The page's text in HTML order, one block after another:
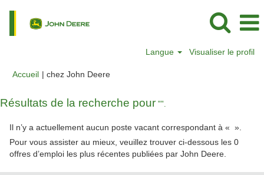
Langue Visualiser le profil
Accueil | chez John Deere(page
Résultats de la recherche pour "".
Il n’y a actuellement aucun poste vacant correspondant à « ».
Pour vous assister au mieux, veuillez trouver ci-dessous les 0
offres d’emploi les plus récentes publiées par John Deere.